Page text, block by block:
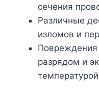
сечения
Различные
изломов и
Повреждения
разрядом и
температурой